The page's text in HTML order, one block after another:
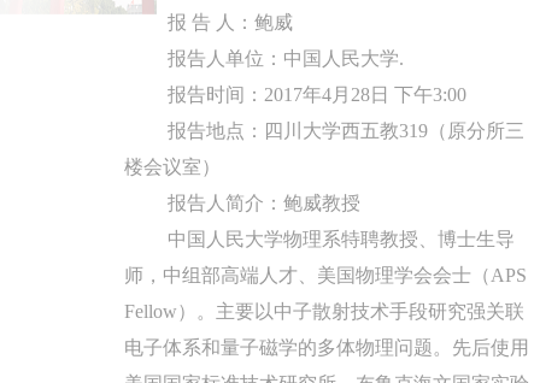
报 告 人：鲍威
报告人单位：中国人民大学.
报告时间：2017年4月28日 下午3:00
报告地点：四川大学西五教319（原分所三
楼会议室）
报告人简介：鲍威教授
中国人民大学物理系特聘教授、博士生导
师，中组部高端人才、美国物理学会会士（APS
Fellow）。主要以中子散射技术手段研究强关联
电子体系和量子磁学的多体物理问题。先后使用